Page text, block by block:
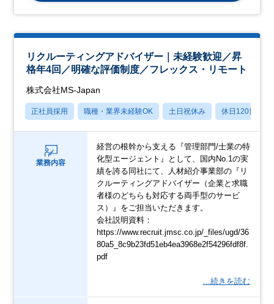
リクルーティングアドバイザー｜未経験歓迎／昇
格年4回／明確な評価制度／フレックス・リモート
株式会社MS-Japan
正社員採用 職種・業界未経験OK 土日祝休み 休日120日以上
業務内容
経営の根幹から支える『管理部門/士業の特
化型エージェント』として、国内No.1の実
績を誇る同社にて、人材紹介事業部の『リ
クルーティングアドバイザー（企業と求職
者様のどちらも対応する両手型のサービ
ス）』をご担当いただきます。
会社説明資料：
https://www.recruit.jmsc.co.jp/_files/ugd/36
80a5_8c9b23fd51eb4ea3968e2f54296fdf8f.
pdf
…続きを読む